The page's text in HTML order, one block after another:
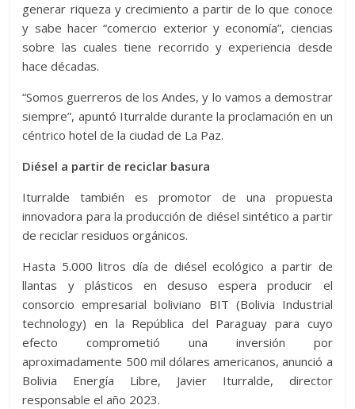
generar riqueza y crecimiento a partir de lo que conoce
y sabe hacer “comercio exterior y economía”, ciencias
sobre las cuales tiene recorrido y experiencia desde
hace décadas.
“Somos guerreros de los Andes, y lo vamos a demostrar
siempre”, apuntó Iturralde durante la proclamación en un
céntrico hotel de la ciudad de La Paz.
Diésel a partir de reciclar basura
Iturralde también es promotor de una propuesta
innovadora para la producción de diésel sintético a partir
de reciclar residuos orgánicos.
Hasta 5.000 litros día de diésel ecológico a partir de
llantas y plásticos en desuso espera producir el
consorcio empresarial boliviano BIT (Bolivia Industrial
technology) en la República del Paraguay para cuyo
efecto comprometió una inversión por
aproximadamente 500 mil dólares americanos, anunció a
Bolivia Energía Libre, Javier Iturralde, director
responsable el año 2023.